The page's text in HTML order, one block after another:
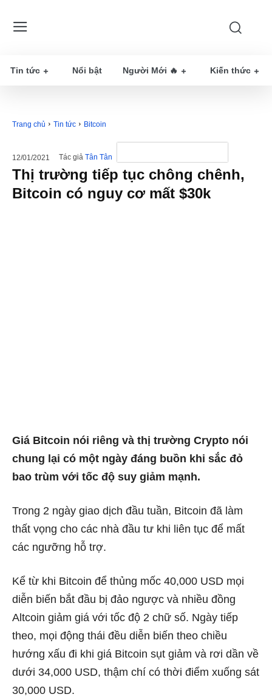
Tin tức Nổi bật Người Mới 🔥 Kiến thức
Trang chủ Tin tức Bitcoin
12/01/2021 Tác giả Tân Tân
Thị trường tiếp tục chông chênh,
Bitcoin có nguy cơ mất $30k
Giá Bitcoin nói riêng và thị trường Crypto nói
chung lại có một ngày đáng buồn khi sắc đỏ
bao trùm với tốc độ suy giảm mạnh.
Trong 2 ngày giao dịch đầu tuần, Bitcoin đã làm
thất vọng cho các nhà đầu tư khi liên tục để mất
các ngưỡng hỗ trợ.
Kể từ khi Bitcoin để thủng mốc 40,000 USD mọi
diễn biến bắt đầu bị đảo ngược và nhiều đồng
Altcoin giảm giá với tốc độ 2 chữ số. Ngày tiếp
theo, mọi động thái đều diễn biến theo chiều
hướng xấu đi khi giá Bitcoin sụt giảm và rơi dần về
dưới 34,000 USD, thậm chí có thời điểm xuống sát
30,000 USD.